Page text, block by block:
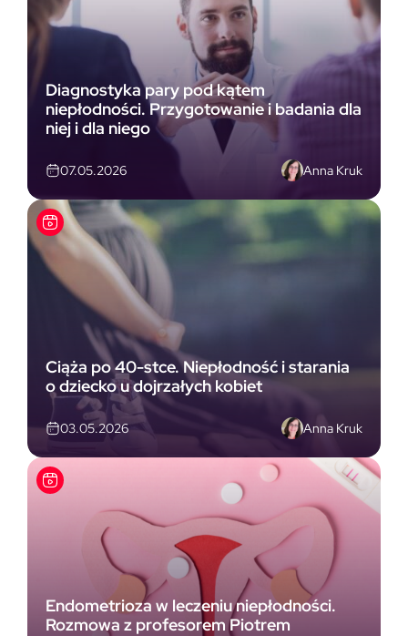
Diagnostyka pary pod kątem
niepłodności. Przygotowanie i badania dla
niej i dla niego
07.05.2026 Anna Kruk
Ciąża po 40-stce. Niepłodność i starania
o dziecko u dojrzałych kobiet
03.05.2026 Anna Kruk
Endometrioza w leczeniu niepłodności.
Rozmowa z profesorem Piotrem